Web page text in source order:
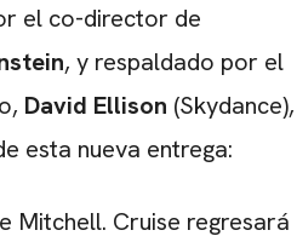
el co-director de
, y respaldado por el
David Ellison (Skydance),
esta nueva entrega:
Mitchell. Cruise regresará
PUBLICIDADE